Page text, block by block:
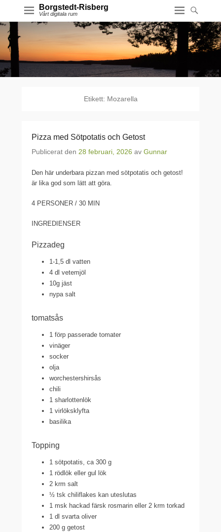
Borgstedt-Risberg
Vårt digitala rum
Etikett: Mozarella
Pizza med Sötpotatis och Getost
Publicerat den 28 februari, 2026 av Gunnar
Den här underbara pizzan med sötpotatis och getost!
är lika god som lätt att göra.
4 PERSONER / 30 MIN
INGREDIENSER
Pizzadeg
1-1,5 dl vatten
4 dl vetemjöl
10g jäst
nypa salt
tomatsås
1 förp passerade tomater
vinäger
socker
olja
worchestershirsås
chili
1 sharlottenlök
1 virlöksklyfta
basilika
Topping
1 sötpotatis, ca 300 g
1 rödlök eller gul lök
2 krm salt
½ tsk chiliflakes kan uteslutas
1 msk hackad färsk rosmarin eller 2 krm torkad
1 dl svarta oliver
200 g getost